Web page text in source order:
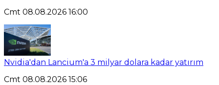
Cmt 08.08.2026 16:00
Nvidia'dan Lancium'a 3 milyar dolara kadar yatırım
Cmt 08.08.2026 15:06